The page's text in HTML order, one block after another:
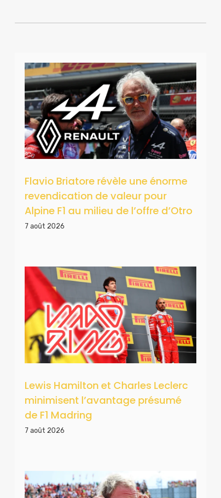
Flavio Briatore révèle une énorme
revendication de valeur pour
Alpine F1 au milieu de l’offre d’Otro
7 août 2026
Lewis Hamilton et Charles Leclerc
minimisent l’avantage présumé
de F1 Madring
7 août 2026